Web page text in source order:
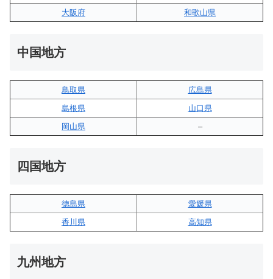
大阪府
和歌山県
中国地方
鳥取県
広島県
島根県
山口県
岡山県
–
四国地方
徳島県
愛媛県
香川県
高知県
九州地方